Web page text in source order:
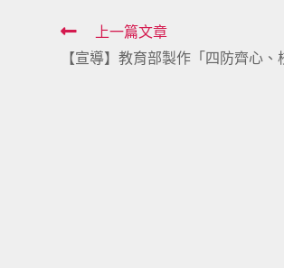
Read
more
上一篇文章
【宣導】教育部製作「四防齊心